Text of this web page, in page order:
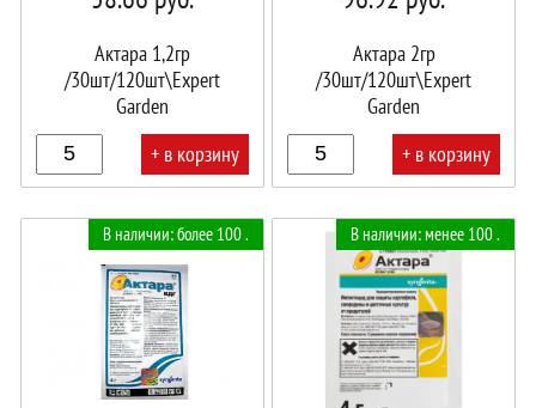
Актара 1,2гр
/30шт/120шт\Expert
Garden
+ в корзину
Актара 2гр
/30шт/120шт\Expert
Garden
+ в корзину
В наличии: более 100 . В наличии: менее 100 .